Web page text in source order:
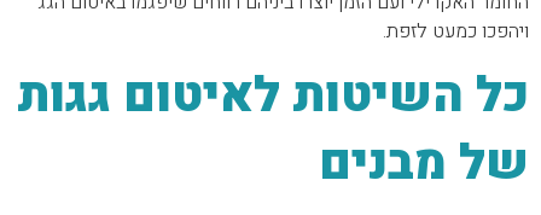
ויהפכו כמעט לזפת.
כל השיטות לאיטום גגות
של מבנים